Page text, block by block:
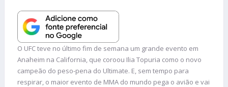
O UFC teve no último fim de semana um grande evento em
Anaheim na California, que coroou Ilia Topuria como o novo
campeão do peso-pena do Ultimate. E, sem tempo para
respirar, o maior evento de MMA do mundo pega o avião e vai